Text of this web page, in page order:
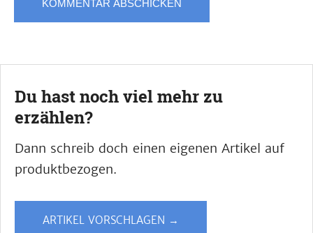
Du hast noch viel mehr zu
erzählen?
Dann schreib doch einen eigenen Artikel auf
produktbezogen.
ARTIKEL VORSCHLAGEN →